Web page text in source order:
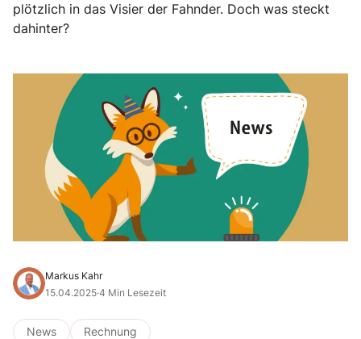
plötzlich in das Visier der Fahnder. Doch was steckt
dahinter?
Markus Kahr
15.04.2025·4 Min Lesezeit
News Rechnung